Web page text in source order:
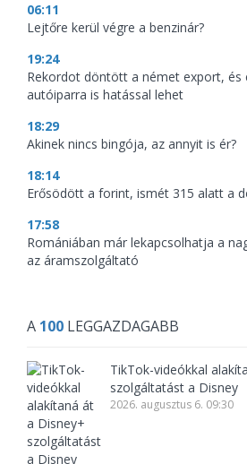
06:11
Lejtőre kerül végre a benzinár?
19:24
Rekordot döntött a német export, és
autóiparra is hatással lehet
18:29
Akinek nincs bingója, az annyit is ér?
18:14
Erősödött a forint, ismét 315 alatt a
17:58
Romániában már lekapcsolhatja a
az áramszolgáltató
A 100 LEGGAZDAGABB
TikTok-videókkal
szolgáltatást a Disney
2026. augusztus 6. 09:30